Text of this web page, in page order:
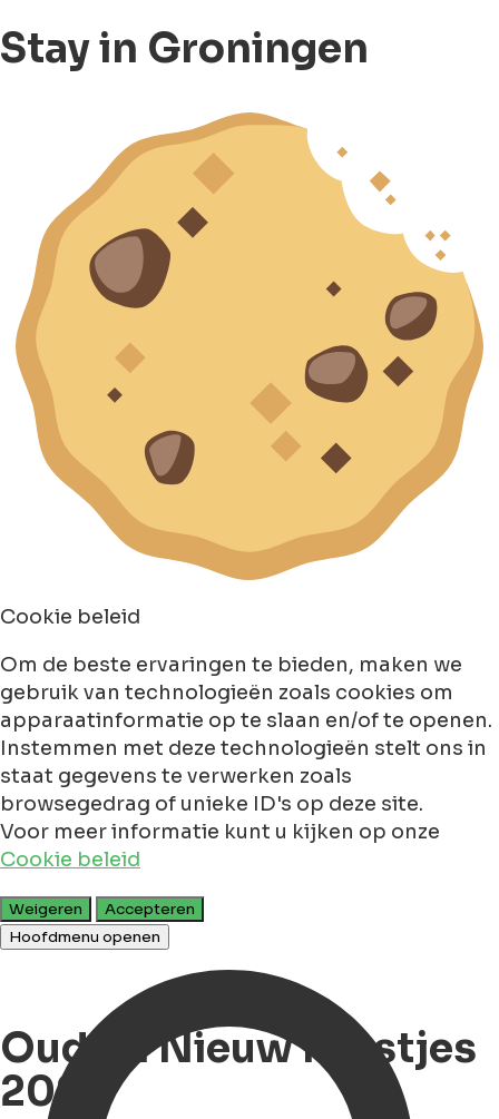
Stay in Groningen
Cookie beleid
Om de beste ervaringen te bieden, maken we
gebruik van technologieën zoals cookies om
apparaatinformatie op te slaan en/of te openen.
Instemmen met deze technologieën stelt ons in
staat gegevens te verwerken zoals
browsegedrag of unieke ID's op deze site.
Voor meer informatie kunt u kijken op onze
Cookie beleid
Weigeren
Accepteren
Hoofdmenu openen
Oud en Nieuw Feestjes
2024